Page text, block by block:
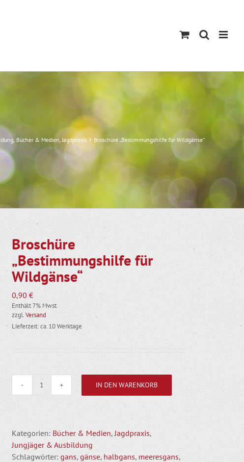
Bücher & Medien Jagdpraxis Broschüre „Bestimmungshilfe für Wildgänse“
Broschüre
„Bestimmungshilfe für
Wildgänse“
0,90 €
Enthält 7% Mwst.
zzgl.Versand
Lieferzeit: ca. 10 Werktage
Broschüre
Wildgänse"
Menge
IN DEN WARENKORB
Kategorien: Bücher & Medien,Jagdpraxis,
Jungjäger & Ausbildung
Schlagwörter: gans, gänse, halbgans, meeresgans,